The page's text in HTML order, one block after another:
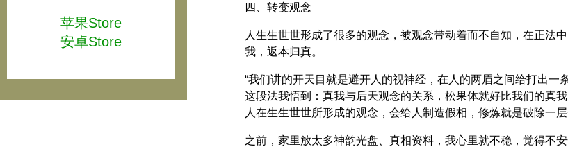
苹果Store
安卓Store
四、转变观念
人生生世世形成了很多的观念，被观念带动着而不自知，在正法
我，返本归真。
“我们讲的开天目就是避开人的视神经，在人的两眉之间给打出
这段法我悟到：真我与后天观念的关系，松果体就好比我们的真
人在生生世世所形成的观念，会给人制造假相，修炼就是破除一
之前，家里放太多神韵光盘、真相资料，我心里就不稳，觉得不